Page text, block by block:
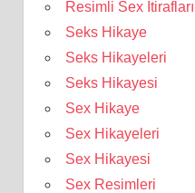
Resimli Sex İtirafları
Seks Hikaye
Seks Hikayeleri
Seks Hikayesi
Sex Hikaye
Sex Hikayeleri
Sex Hikayesi
Sex Resimleri